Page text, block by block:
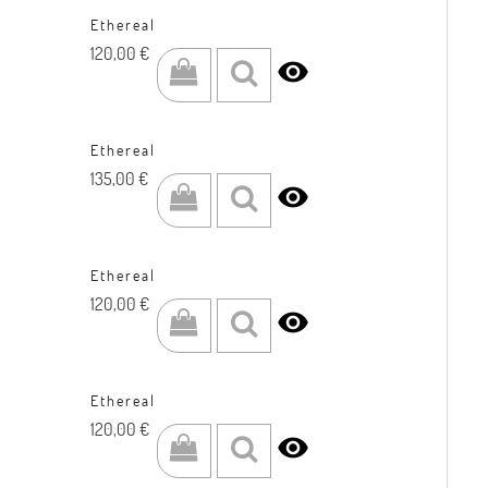
Ethereal
Prezzo
120,00 €

Ethereal
Prezzo
135,00 €

Ethereal
Prezzo
120,00 €

Ethereal
Prezzo
120,00 €
